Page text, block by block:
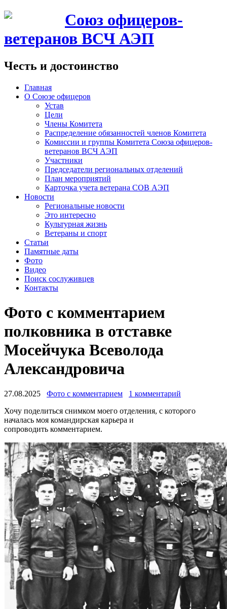
Союз офицеров-
ветеранов ВСЧ АЭП
Честь и достоинство
Главная
О Союзе офицеров
Устав
Цели
Члены Комитета
Распределение обязанностей членов Комитета
Комиссии и группы Комитета Союза офицеров-
ветеранов ВСЧ АЭП
Участники
Председатели региональных отделений
План мероприятий
Карточка учета ветерана CОВ АЭП
Новости
Региональные новости
Это интересно
Культурная жизнь
Ветераны и спорт
Статьи
Памятные даты
Фото
Видео
Поиск сослуживцев
Контакты
Фото с комментарием
полковника в отставке
Мосейчука Всеволода
Александровича
27.08.2025 Фото с комментарием
1 комментарий
Хочу поделиться снимком моего отделения, с которого
началась моя командирская карьера и
сопроводить комментарием.